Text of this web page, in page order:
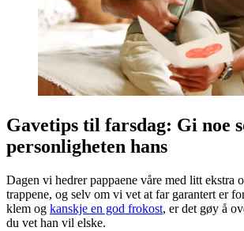
Gavetips til farsdag: Gi noe
personligheten hans
Dagen vi hedrer pappaene våre med litt ekstra
trappene, og selv om vi vet at far garantert er
klem og kanskje en god frokost, er det gøy å
du vet han vil elske.